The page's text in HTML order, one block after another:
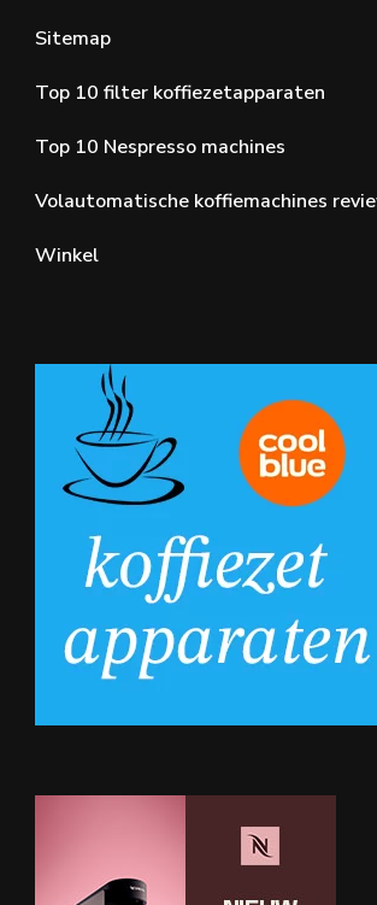
Sitemap
Top 10 filter koffiezetapparaten
Top 10 Nespresso machines
Volautomatische koffiemachines
Winkel